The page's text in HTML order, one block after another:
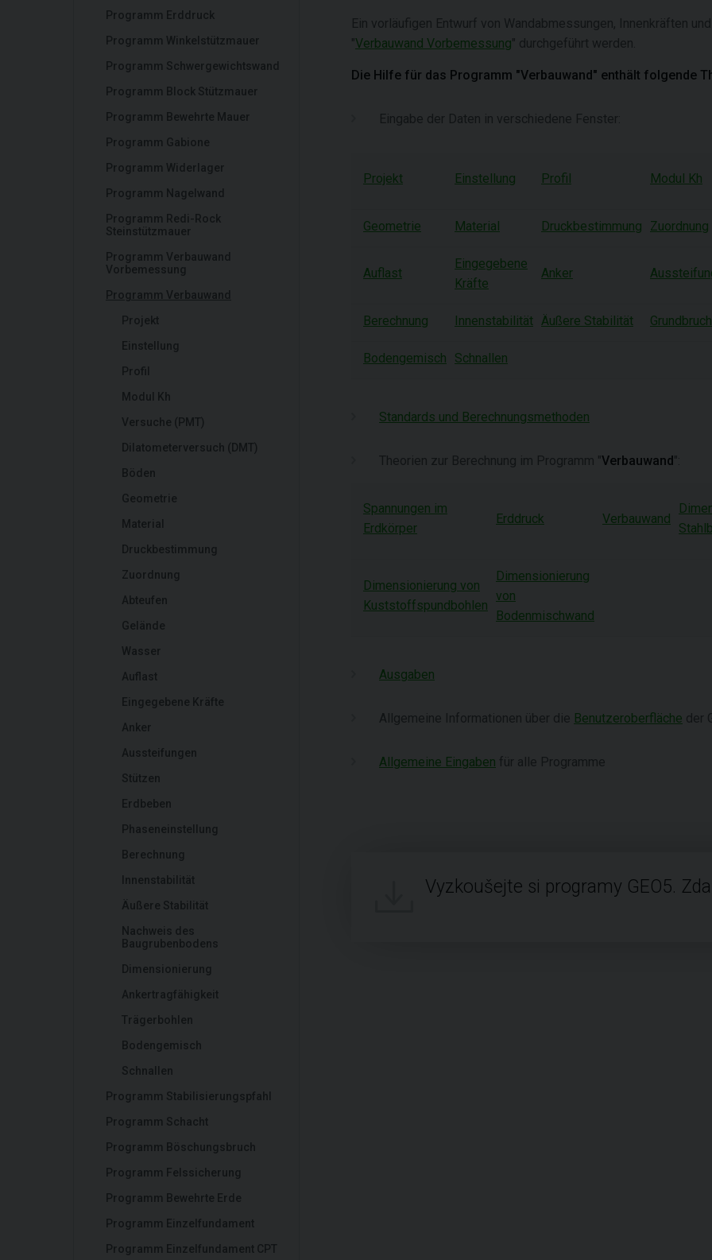
Programm Erddruck
Programm Winkelstützmauer
Programm Schwergewichtswand
Programm Block Stützmauer
Programm Bewehrte Mauer
Programm Gabione
Programm Widerlager
Programm Nagelwand
Programm Redi-Rock
Steinstützmauer
Programm Verbauwand
Vorbemessung
Programm Verbauwand
Projekt
Einstellung
Profil
Modul Kh
Versuche (PMT)
Dilatometerversuch (DMT)
Böden
Geometrie
Material
Druckbestimmung
Zuordnung
Abteufen
Gelände
Wasser
Auflast
Eingegebene Kräfte
Anker
Aussteifungen
Stützen
Erdbeben
Phaseneinstellung
Berechnung
Innenstabilität
Äußere Stabilität
Nachweis des
Baugrubenbodens
Dimensionierung
Ankertragfähigkeit
Trägerbohlen
Bodengemisch
Schnallen
Programm Stabilisierungspfahl
Programm Schacht
Programm Böschungsbruch
Programm Felssicherung
Programm Bewehrte Erde
Programm Einzelfundament
Programm Einzelfundament CPT
Ein vorläufigen Entwurf von Wandabmessungen, Innenkräften
"Verbauwand Vorbemessung" durchgeführt werden.
Die Hilfe für das Programm "Verbauwand" enthält folgende
Eingabe der Daten in verschiedene Fenster:
Projekt Einstellung Profil Modul Kh
Geometrie Material Druckbestimmung Zuordnung
Auflast
Eingegebene
Kräfte
Anker
Berechnung Innenstabilität Äußere Stabilität Grundbruch
Bodengemisch Schnallen
Standards und Berechnungsmethoden
Theorien zur Berechnung im Programm "Verbauwand":
Spannungen im
Erdkörper
Erddruck Verbauwand
Dimensionierung von
Kuststoffspundbohlen
Dimensionierung
von
Bodenmischwand
Ausgaben
Allgemeine Informationen über die Benutzeroberfläche der
Allgemeine Eingaben für alle Programme
Vyzkoušejte si programy GEO5.